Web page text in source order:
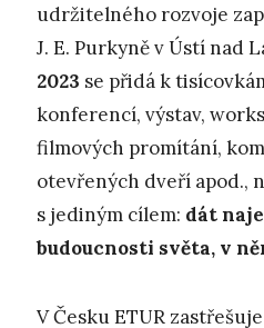
udržitelného rozvoje
J. E. Purkyně v Ústí nad
2023 se přidá k
konferencí, výstav,
filmových promítání,
otevřených dveří apod.,
s jediným cílem: dát
budoucnosti světa, v
V Česku ETUR